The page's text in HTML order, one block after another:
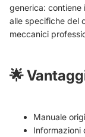
generica: contiene
alle specifiche del
meccanici
🌟
Manuale
Informazioni